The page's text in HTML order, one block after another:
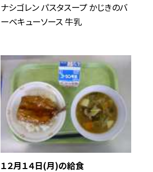
ナシゴレン パスタスープ かじきのバ
ーベキューソース 牛乳
１２月１４日(月)の給食